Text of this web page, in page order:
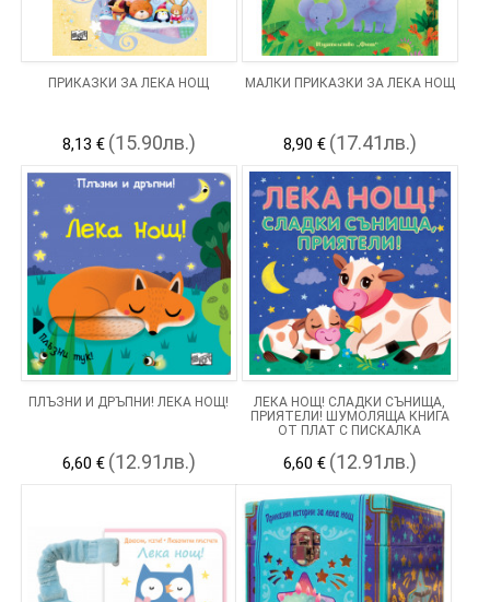
ПРИКАЗКИ ЗА ЛЕКА НОЩ
8,13 € (15.90лв.)
МАЛКИ ПРИКАЗКИ ЗА ЛЕКА НОЩ
8,90 € (17.41лв.)
ПЛЪЗНИ И ДРЪПНИ! ЛЕКА НОЩ!
6,60 € (12.91лв.)
ЛЕКА НОЩ! СЛАДКИ СЪНИЩА,
ПРИЯТЕЛИ! ШУМОЛЯЩА КНИГА
ОТ ПЛАТ С ПИСКАЛКА
6,60 € (12.91лв.)